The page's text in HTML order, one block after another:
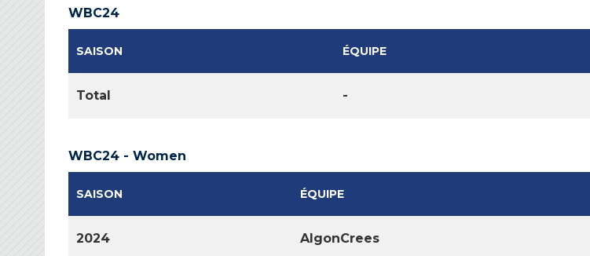
WBC24
SAISON ÉQUIPE
Total -
WBC24 - Women
SAISON ÉQUIPE
2024 AlgonCrees